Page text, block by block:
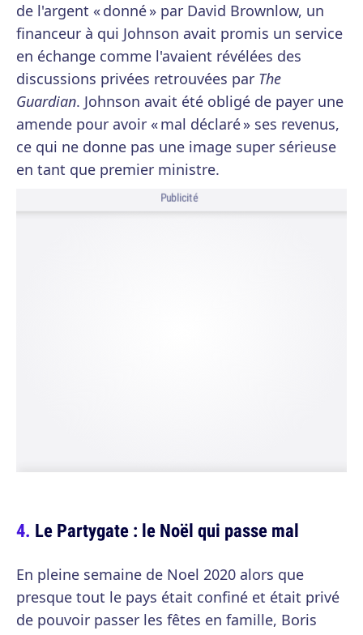
de l'argent « donné » par David Brownlow, un
financeur à qui Johnson avait promis un service
en échange comme l'avaient révélées des
discussions privées retrouvées par The
Guardian. Johnson avait été obligé de payer une
amende pour avoir « mal déclaré » ses revenus,
ce qui ne donne pas une image super sérieuse
en tant que premier ministre.
Publicité
Le Partygate : le Noël qui passe mal
En pleine semaine de Noel 2020 alors que
presque tout le pays était confiné et était privé
de pouvoir passer les fêtes en famille, Boris